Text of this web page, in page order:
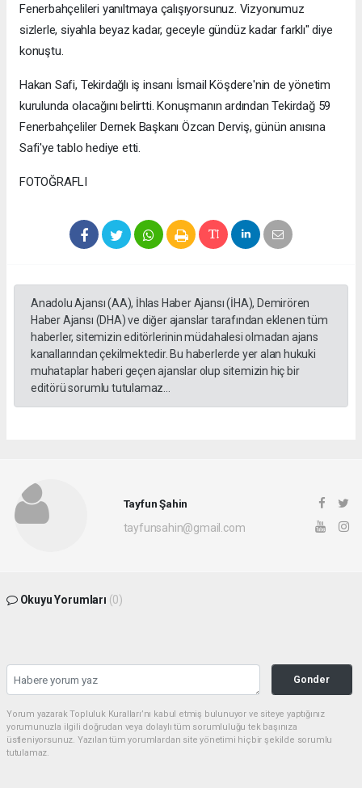
Fenerbahçelileri yanıltmaya çalışıyorsunuz. Vizyonumuz
sizlerle, siyahla beyaz kadar, geceyle gündüz kadar farklı" diye
konuştu.
Hakan Safi, Tekirdağlı iş insanı İsmail Köşdere'nin de yönetim
kurulunda olacağını belirtti. Konuşmanın ardından Tekirdağ 59
Fenerbahçeliler Dernek Başkanı Özcan Derviş, günün anısına
Safi'ye tablo hediye etti.
FOTOĞRAFLI
Anadolu Ajansı (AA), İhlas Haber Ajansı (İHA), Demirören
Haber Ajansı (DHA) ve diğer ajanslar tarafından eklenen tüm
haberler, sitemizin editörlerinin müdahalesi olmadan ajans
kanallarından çekilmektedir. Bu haberlerde yer alan hukuki
muhataplar haberi geçen ajanslar olup sitemizin hiç bir
editörü sorumlu tutulamaz...
Tayfun Şahin
tayfunsahin@gmail.com
Okuyu Yorumları (0)
Gonder
Yorum yazarak Topluluk Kuralları’nı kabul etmiş bulunuyor ve siteye yaptığınız
yorumunuzla ilgili doğrudan veya dolaylı tüm sorumluluğu tek başınıza
üstleniyorsunuz. Yazılan tüm yorumlardan site yönetimi hiçbir şekilde sorumlu
tutulamaz.